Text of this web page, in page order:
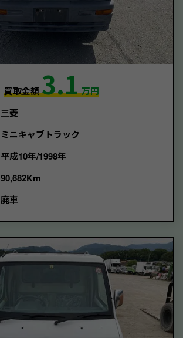
買取金額3.1万円
三菱
ミニキャブトラック
平成10年/1998年
90,682Km
廃車